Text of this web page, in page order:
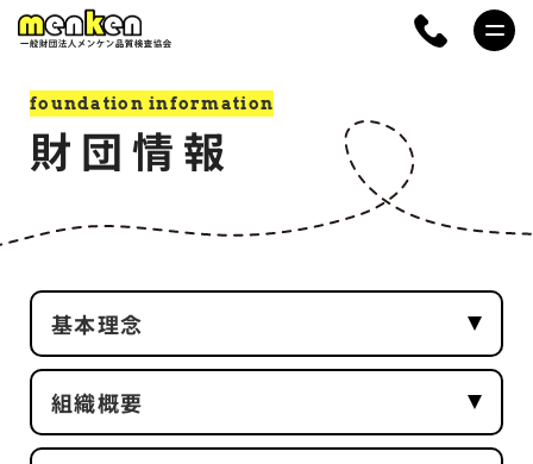
foundation information
財団情報
基本理念
組織概要